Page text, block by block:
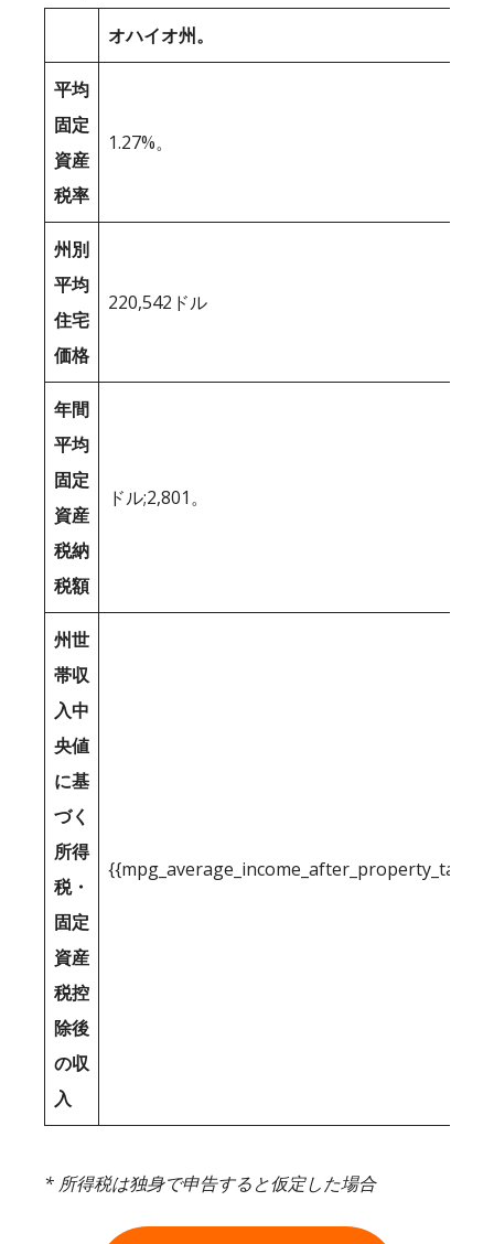
オハイオ州。
平均
固定
資産
税率
1.27%。
州別
平均
住宅
価格
220,542ドル
年間
平均
固定
資産
税納
税額
ドル;2,801。
州世
帯収
入中
央値
に基
づく
所得
税・
固定
資産
税控
除後
の収
入
* 所得税は独身で申告すると仮定した場合